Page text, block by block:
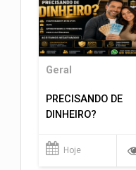
Geral
PRECISANDO DE
DINHEIRO?
Hoje